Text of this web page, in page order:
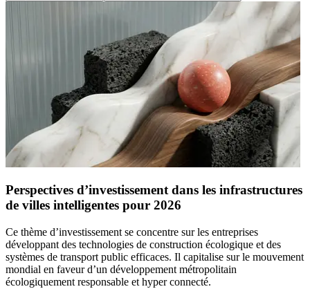
Perspectives d’investissement dans les infrastructures
de villes intelligentes pour 2026
Ce thème d’investissement se concentre sur les entreprises
développant des technologies de construction écologique et des
systèmes de transport public efficaces. Il capitalise sur le mouvement
mondial en faveur d’un développement métropolitain
écologiquement responsable et hyper connecté.